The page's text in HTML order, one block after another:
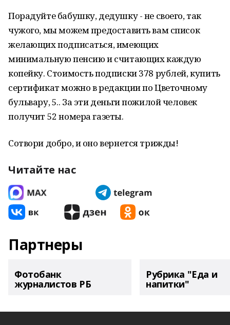
Порадуйте бабушку, дедушку - не своего, так
чужого, мы можем предоставить вам список
желающих подписаться, имеющих
минимальную пенсию и считающих каждую
копейку. Стоимость подписки 378 рублей, купить
сертификат можно в редакции по Цветочному
бульвару, 5.. За эти деньги пожилой человек
получит 52 номера газеты.
Сотвори добро, и оно вернется трижды!
Читайте нас
Партнеры
Фотобанк
журналистов РБ
Рубрика "Еда и
напитки"